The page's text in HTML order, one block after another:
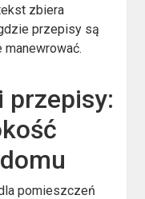
zbiera
przepisy są
przepisy:
pomieszczeń